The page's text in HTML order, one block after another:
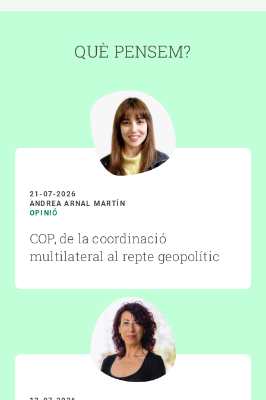
QUÈ PENSEM?
21-07-2026
ANDREA ARNAL MARTÍN
OPINIÓ
COP, de la coordinació
multilateral al repte geopolític